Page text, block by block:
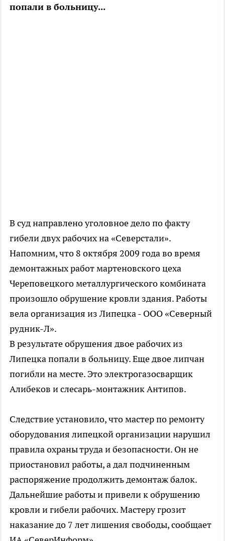
попали в больницу...
В суд направлено уголовное дело по факту
гибели двух рабочих на «Северстали».
Напомним, что 8 октября 2009 года во время
демонтажных работ мартеновского цеха
Череповецкого металлургического комбината
произошло обрушение кровли здания. Работы
вела организация из Липецка - ООО «Северный
рудник-Л».
В результате обрушения двое рабочих из
Липецка попали в больницу. Еще двое липчан
погибли на месте. Это электрогазосварщик
Алибеков и слесарь-монтажник Антипов.
Следствие установило, что мастер по ремонту
оборудования липецкой организации нарушил
правила охраны труда и безопасности. Он не
приостановил работы, а дал подчиненным
распоряжение продолжить демонтаж балок.
Дальнейшие работы и привели к обрушению
кровли и гибели рабочих. Мастеру грозит
наказание до 7 лет лишения свободы, сообщает